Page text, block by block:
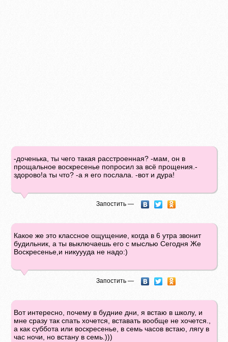
-доченька, ты чего такая расстроенная? -мам, он в
прощальное воскресенье попросил за всё прощения.-
здорово!а ты что? -а я его послала. -вот и дура!
Запостить —
Какое же это классное ощущение, когда в 6 утра звонит
будильник, а ты выключаешь его с мыслью Сегодня Же
Воскресенье,и никуууда не надо:)
Запостить —
Вот интересно, почему в будние дни, я встаю в школу, и
мне сразу так спать хочется, вставать вообще не хочется.,
а как суббота или воскресенье, в семь часов встаю, лягу в
час ночи, но встану в семь.)))